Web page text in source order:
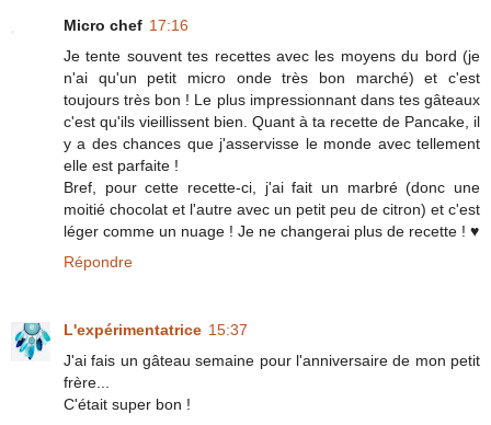
Micro chef 17:16
Je tente souvent tes recettes avec les moyens du bord (je
n'ai qu'un petit micro onde très bon marché) et c'est
toujours très bon ! Le plus impressionnant dans tes gâteaux
c'est qu'ils vieillissent bien. Quant à ta recette de Pancake, il
y a des chances que j'asservisse le monde avec tellement
elle est parfaite !
Bref, pour cette recette-ci, j'ai fait un marbré (donc une
moitié chocolat et l'autre avec un petit peu de citron) et c'est
léger comme un nuage ! Je ne changerai plus de recette ! ♥
Répondre
L'expérimentatrice 15:37
J'ai fais un gâteau semaine pour l'anniversaire de mon petit
frère...
C'était super bon !